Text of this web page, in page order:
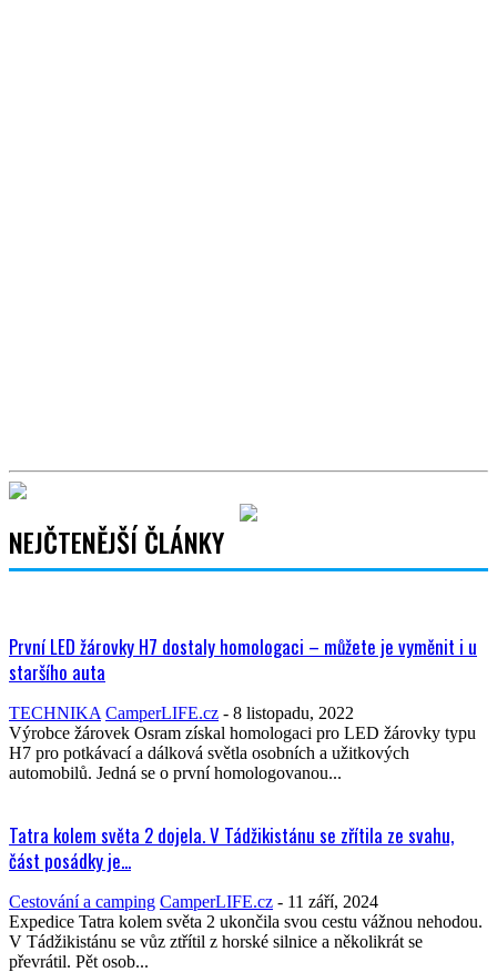
NEJČTENĚJŠÍ ČLÁNKY
První LED žárovky H7 dostaly homologaci – můžete je vyměnit i u
staršího auta
TECHNIKA CamperLIFE.cz - 8 listopadu, 2022
Výrobce žárovek Osram získal homologaci pro LED žárovky typu
H7 pro potkávací a dálková světla osobních a užitkových
automobilů. Jedná se o první homologovanou...
Tatra kolem světa 2 dojela. V Tádžikistánu se zřítila ze svahu,
část posádky je...
Cestování a camping CamperLIFE.cz - 11 září, 2024
Expedice Tatra kolem světa 2 ukončila svou cestu vážnou nehodou.
V Tádžikistánu se vůz ztřítil z horské silnice a několikrát se
převrátil. Pět osob...